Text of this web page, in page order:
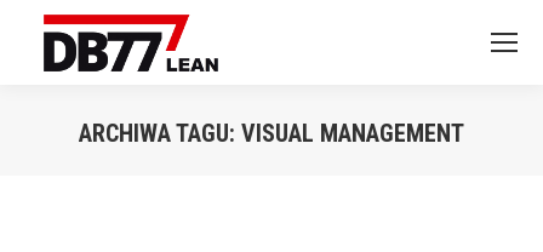
ARCHIWA TAGU: VISUAL MANAGEMENT